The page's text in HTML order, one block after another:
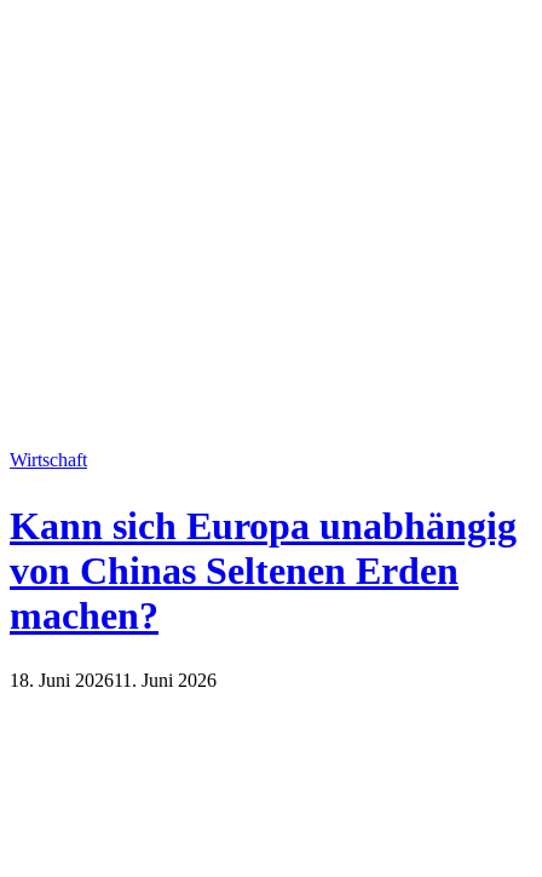
Wirtschaft
Kann sich Europa unabhängig
von Chinas Seltenen Erden
machen?
18. Juni 202611. Juni 2026